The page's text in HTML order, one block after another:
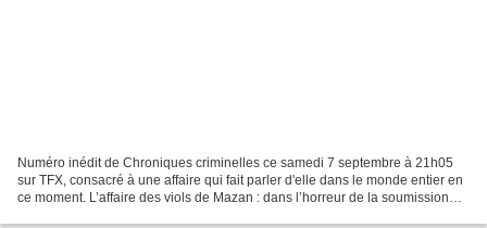
Numéro inédit de Chroniques criminelles ce samedi 7 septembre à 21h05
sur TFX, consacré à une affaire qui fait parler d'elle dans le monde entier en
ce moment. L’affaire des viols de Mazan : dans l’horreur de la soumission